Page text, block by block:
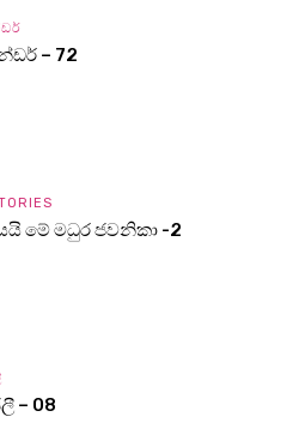
– 72
මේ මධුර ජවනිකා -2
– 08